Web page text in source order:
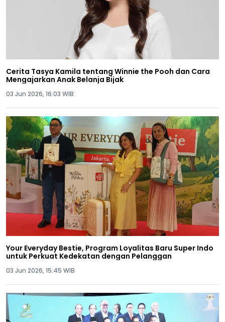
Cerita Tasya Kamila tentang Winnie the Pooh dan Cara
Mengajarkan Anak Belanja Bijak
03 Jun 2026, 16:03 WIB
Your Everyday Bestie, Program Loyalitas Baru Super Indo
untuk Perkuat Kedekatan dengan Pelanggan
03 Jun 2026, 15:45 WIB